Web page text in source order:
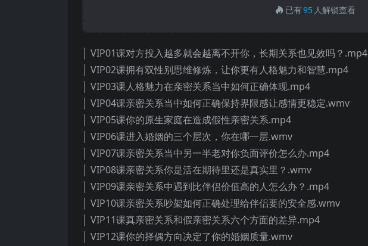
已有95 人解锁查看
│ VIP01课对方投入越多就会越离不开你，长期关系也见效吗？.mp4
│ VIP02课拥有双性别思维修炼，让你更有人格魅力和智慧.mp4
│ VIP03课人格魅力在亲密关系当中如何正确体现.mp4
│ VIP04课亲密关系当中如何正确保持界限感让感情更稳定.wmv
│ VIP05课你的原生家庭在造成假性亲密关系.mp4
│ VIP06课进入婚姻的三个层次，你在哪一层.wmv
│ VIP07课亲密关系当中另一半老对你负面评价怎么办.mp4
│ VIP08课亲密关系你是活在期待里还是真实里？.wmv
│ VIP09课亲密关系中遇到比伴侣价值高的人怎么办？.mp4
│ VIP10课亲密关系吵架如何正确处理给伴侣要的安全感.wmv
│ VIP11课真亲密关系和假亲密关系六个方面的差异.mp4
│ VIP12课你的择偶方向决定了你的婚姻质量.wmv